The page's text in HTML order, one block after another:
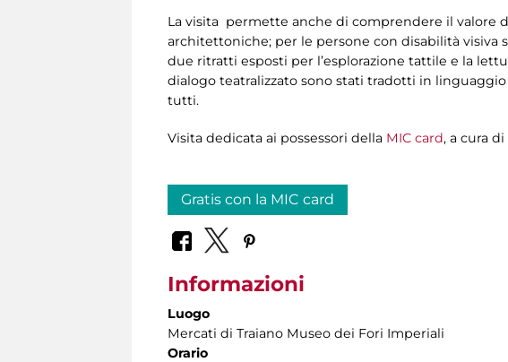
La visita permette anche di comprendere il valore
architettoniche; per le persone con disabilità visiva
due ritratti esposti per l’esplorazione tattile e la
dialogo teatralizzato sono stati tradotti in
tutti.
Visita dedicata ai possessori della MIC card, a cura di
Gratis con la MIC card
Informazioni
Luogo
Mercati di Traiano Museo dei Fori Imperiali
Orario